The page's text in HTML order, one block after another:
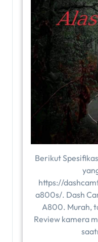
Berikut
https://
a800s/. Dash
A800. Murah,
Review kamera